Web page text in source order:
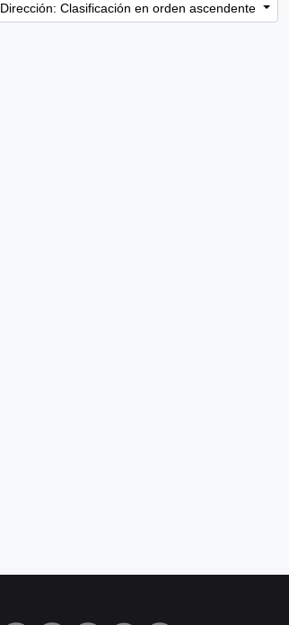
Dirección: Clasificación en orden ascendente